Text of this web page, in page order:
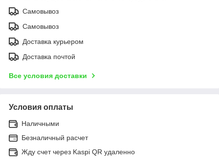
Самовывоз
Самовывоз
Доставка курьером
Доставка почтой
Все условия доставки
Условия оплаты
Наличными
Безналичный расчет
Жду счет через Kaspi QR удаленно